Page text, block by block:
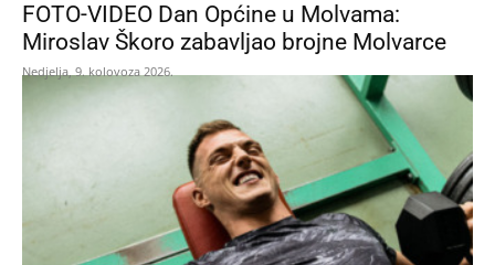
FOTO-VIDEO Dan Općine u Molvama:
Miroslav Škoro zabavljao brojne Molvarce
Nedjelja, 9. kolovoza 2026.